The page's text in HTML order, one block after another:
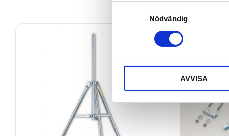
Nödvändig
AVVISA